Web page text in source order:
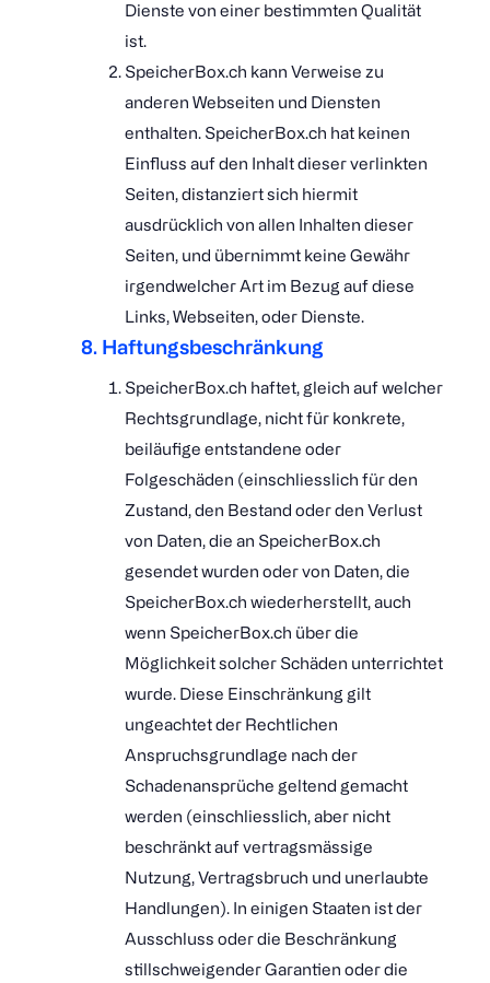
Dienste von einer bestimmten Qualität
ist.
SpeicherBox.ch kann Verweise zu
anderen Webseiten und Diensten
enthalten. SpeicherBox.ch hat keinen
Einfluss auf den Inhalt dieser verlinkten
Seiten, distanziert sich hiermit
ausdrücklich von allen Inhalten dieser
Seiten, und übernimmt keine Gewähr
irgendwelcher Art im Bezug auf diese
Links, Webseiten, oder Dienste.
8. Haftungsbeschränkung
SpeicherBox.ch haftet, gleich auf welcher
Rechtsgrundlage, nicht für konkrete,
beiläufige entstandene oder
Folgeschäden (einschliesslich für den
Zustand, den Bestand oder den Verlust
von Daten, die an SpeicherBox.ch
gesendet wurden oder von Daten, die
SpeicherBox.ch wiederherstellt, auch
wenn SpeicherBox.ch über die
Möglichkeit solcher Schäden unterrichtet
wurde. Diese Einschränkung gilt
ungeachtet der Rechtlichen
Anspruchsgrundlage nach der
Schadenansprüche geltend gemacht
werden (einschliesslich, aber nicht
beschränkt auf vertragsmässige
Nutzung, Vertragsbruch und unerlaubte
Handlungen). In einigen Staaten ist der
Ausschluss oder die Beschränkung
stillschweigender Garantien oder die